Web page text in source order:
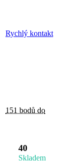
Rychlý kontakt
151 bodů do
40
Skladem